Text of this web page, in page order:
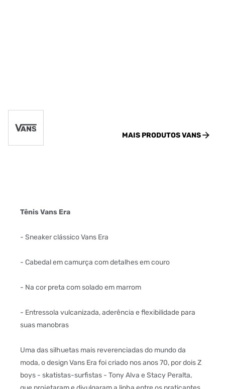
MAIS PRODUTOSVANS
Tênis Vans Era
- Sneaker clássico Vans Era
- Cabedal em camurça com detalhes em couro
- Na cor preta com solado em marrom
- Entressola vulcanizada, aderência e flexibilidade para
suas manobras
Uma das silhuetas mais reverenciadas do mundo da
moda, o design Vans Era foi criado nos anos 70, por dois Z
boys - skatistas-surfistas - Tony Alva e Stacy Peralta,